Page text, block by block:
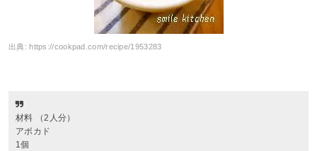
出典: https://cookpad.com/recipe/1953283
材料 （2人分）
アボカド
1個